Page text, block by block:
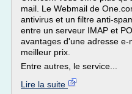
mail. Le Webmail de
antivirus et un filtre anti-
entre un serveur IMAP et
avantages d'une adresse
meilleur prix.
Entre autres, le service...
Lire la suite